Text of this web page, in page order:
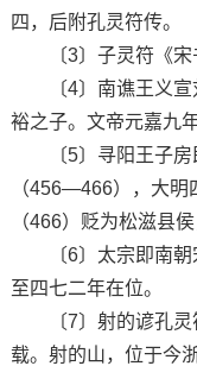
四，后附孔灵符传。
〔3〕子灵符《宋书
〔4〕南谯王义宣
裕之子。文帝元嘉九
〔5〕寻阳王子房
（456—466），大明
（466）贬为松滋县侯
〔6〕太宗即南朝
至四七二年在位。
〔7〕射的谚孔灵
载。射的山，位于今